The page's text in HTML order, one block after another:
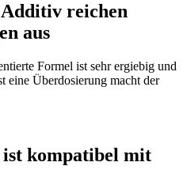
reichen
aus
Formel ist sehr ergiebig und
eine Überdosierung macht der
kompatibel mit